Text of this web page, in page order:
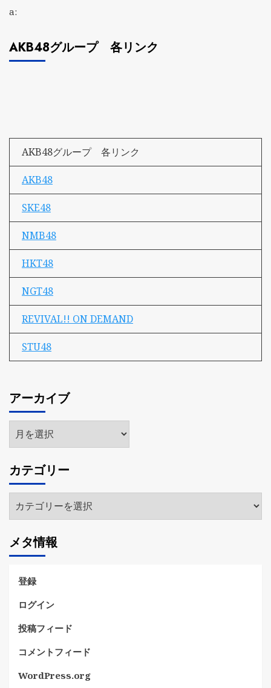
a:
AKB48グループ 各リンク
AKB48グループ 各リンク
AKB48
SKE48
NMB48
HKT48
NGT48
REVIVAL!! ON DEMAND
STU48
アーカイブ
ア
ー
イ
ブ
カテゴリー
テ
リ
ー
メタ情報
登録
ログイン
投稿フィード
コメントフィード
WordPress.org